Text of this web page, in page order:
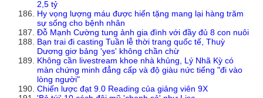
2,5 tỷ
Hy vọng lượng máu được hiến tặng mang lại hàng trăm
sự sống cho bệnh nhân
Đỗ Mạnh Cường tung ảnh gia đình với đầy đủ 8 con nuôi
Bạn trai đi casting Tuần lễ thời trang quốc tế, Thuỳ
Dương giơ bảng 'yes' không chần chừ
Không cần livestream khoe nhà khủng, Lý Nhã Kỳ có
màn chứng minh đẳng cấp và độ giàu nức tiếng "đi vào
lòng người"
Chiến lược đạt 9.0 Reading của giảng viên 9X